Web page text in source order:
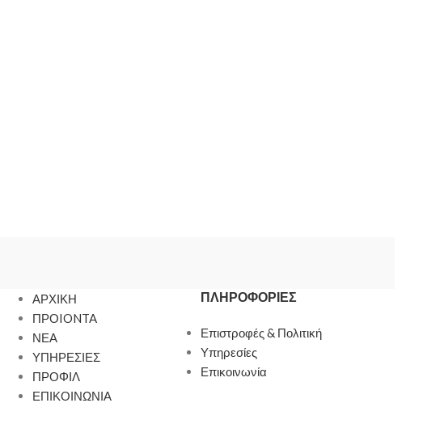
ΑΡΧΙΚΗ
ΠΡΟIONTA
ΝΕΑ
ΥΠΗΡΕΣΙΕΣ
ΠΡΟΦΙΛ
ΕΠΙΚΟΙΝΩΝΙΑ
ΠΛΗΡΟΦΟΡΊΕΣ
Επιστροφές & Πολιτική
Υπηρεσίες
Επικοινωνία